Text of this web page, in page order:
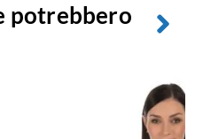
potrebbero